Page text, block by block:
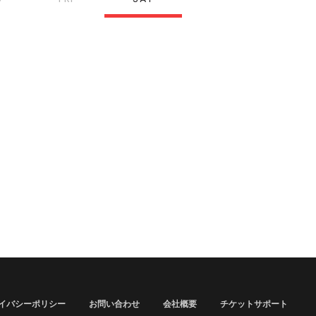
バシーポリシー お問い合わせ 会社概要 チケットサポート